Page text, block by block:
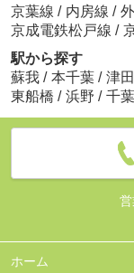
京葉線 / 内房線 /
京成電鉄松戸線 /
駅から探す
蘇我 / 本千葉 / 津
東船橋 / 浜野 / 千
営
ホーム